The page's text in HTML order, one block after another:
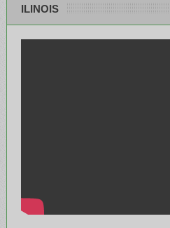
ILINOIS